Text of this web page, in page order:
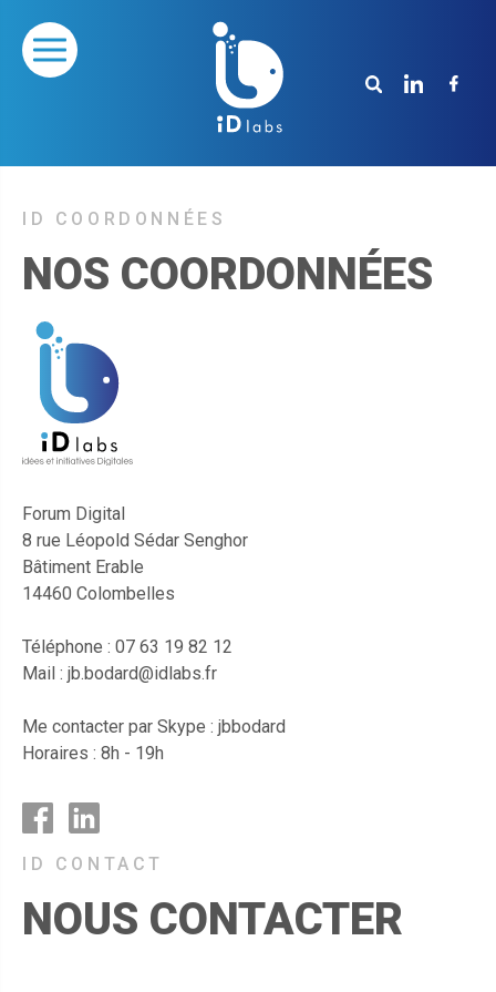
NOS COORDONNÉES
Forum Digital
8 rue Léopold Sédar Senghor
Bâtiment Erable
14460 Colombelles
Téléphone : 07 63 19 82 12
Mail : jb.bodard@idlabs.fr
Me contacter par Skype : jbbodard
Horaires : 8h - 19h
NOUS CONTACTER